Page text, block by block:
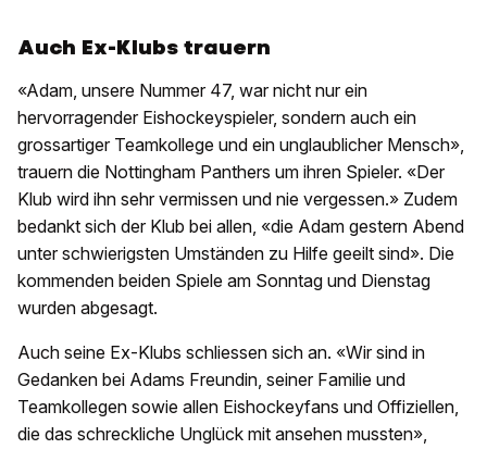
Auch Ex-Klubs trauern
«Adam, unsere Nummer 47, war nicht nur ein
hervorragender Eishockeyspieler, sondern auch ein
grossartiger Teamkollege und ein unglaublicher Mensch»,
trauern die Nottingham Panthers um ihren Spieler. «Der
Klub wird ihn sehr vermissen und nie vergessen.» Zudem
bedankt sich der Klub bei allen, «die Adam gestern Abend
unter schwierigsten Umständen zu Hilfe geeilt sind». Die
kommenden beiden Spiele am Sonntag und Dienstag
wurden abgesagt.
Auch seine Ex-Klubs schliessen sich an. «Wir sind in
Gedanken bei Adams Freundin, seiner Familie und
Teamkollegen sowie allen Eishockeyfans und Offiziellen,
die das schreckliche Unglück mit ansehen mussten»,